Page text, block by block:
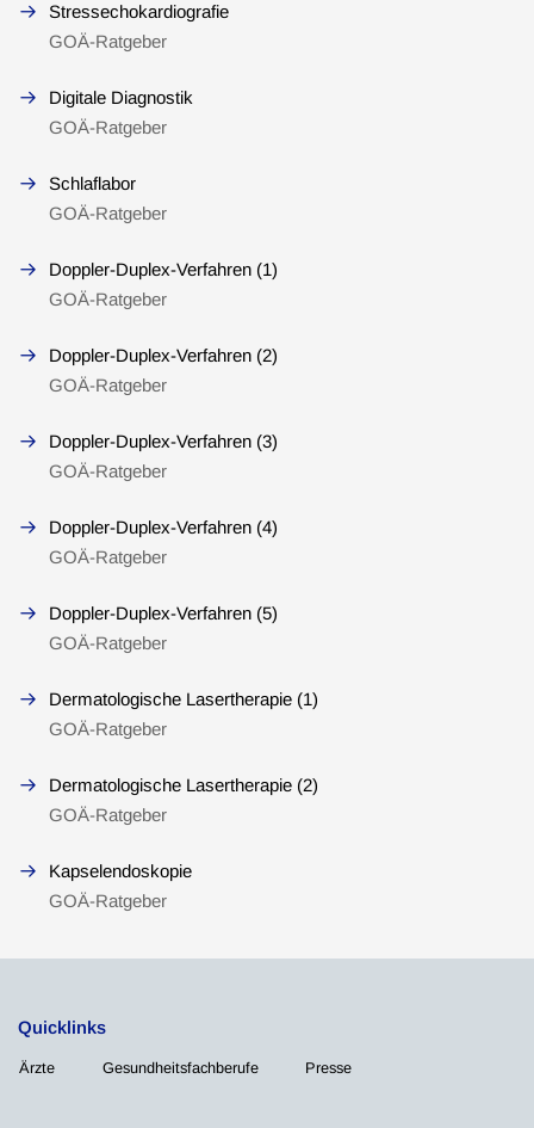
Stressechokardiografie
GOÄ-Ratgeber
Digitale Diagnostik
GOÄ-Ratgeber
Schlaflabor
GOÄ-Ratgeber
Doppler-Duplex-Verfahren (1)
GOÄ-Ratgeber
Doppler-Duplex-Verfahren (2)
GOÄ-Ratgeber
Doppler-Duplex-Verfahren (3)
GOÄ-Ratgeber
Doppler-Duplex-Verfahren (4)
GOÄ-Ratgeber
Doppler-Duplex-Verfahren (5)
GOÄ-Ratgeber
Dermatologische Lasertherapie (1)
GOÄ-Ratgeber
Dermatologische Lasertherapie (2)
GOÄ-Ratgeber
Kapselendoskopie
GOÄ-Ratgeber
Quicklinks
Ärzte Gesundheitsfachberufe Presse